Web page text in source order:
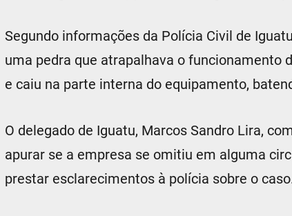
Segundo informações da Polícia Civil de
uma pedra que atrapalhava o funcionamento
e caiu na parte interna do equipamento,
O delegado de Iguatu, Marcos Sandro Lira,
apurar se a empresa se omitiu em alguma
prestar esclarecimentos à polícia sobre o